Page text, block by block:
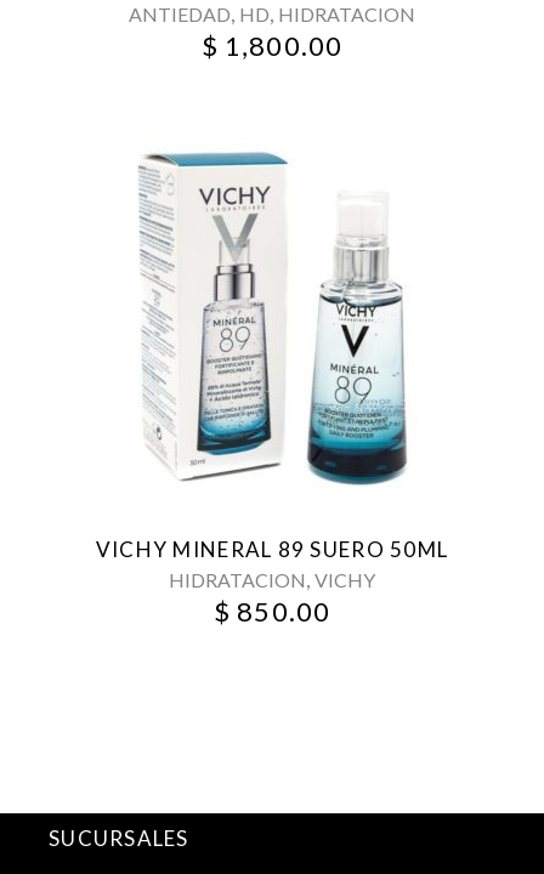
ANTIEDAD, HD, HIDRATACION
$ 1,800.00
VICHY MINERAL 89 SUERO 50ML
HIDRATACION, VICHY
$ 850.00
SUCURSALES